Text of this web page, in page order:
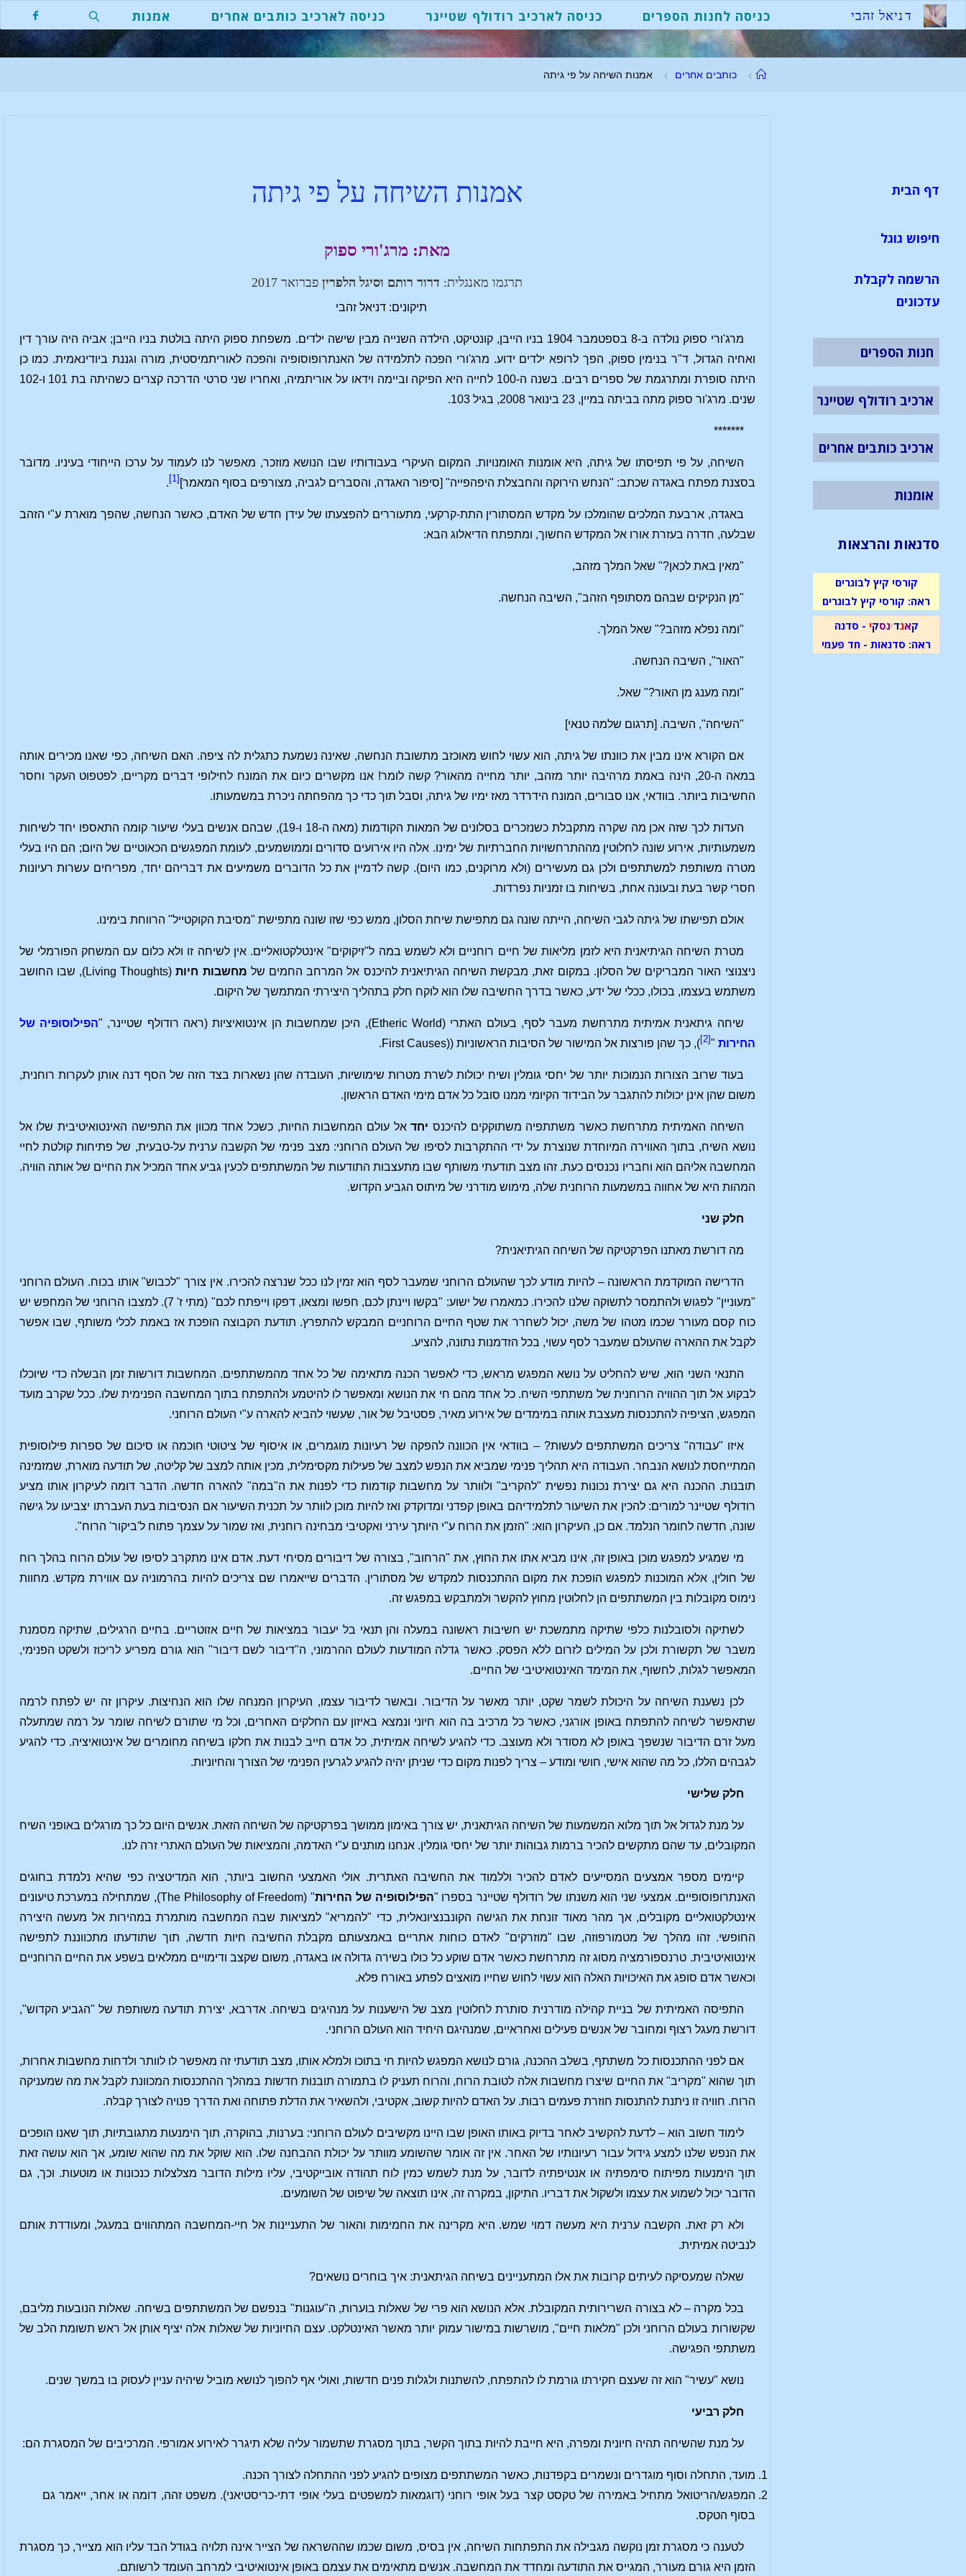
דניאל זהבי כניסה לחנות הספרים כניסה לארכיב רודולף שטיינר כניסה לארכיב כותבים אחרים אמנות
כותבים אחרים אמנות השיחה על פי גיתה
אמנות השיחה על פי גיתה
מאת: מרג'ורי ספוק
תרגמו מאנגלית: דרור רותם וסיגל הלפריןפברואר 2017
תיקונים: דניאל זהבי
מרג'ורי ספוק נולדה ב-8 בספטמבר 1904 בניו הייבן, קונטיקט, הילדה השנייה מבין שישה ילדים. משפחת ספוק היתה בולטת בניו הייבן; אביה היה עורך דין
ואחיה הגדול, ד"ר בנימין ספוק, הפך לרופא ילדים ידוע. מרג'ורי הפכה לתלמידה של האנתרופוסופיה והפכה לאוריתמיסטית, מורה וגננת ביודינאמית. כמו כן
היתה סופרת ומתרגמת של ספרים רבים. בשנה ה-100 לחייה היא הפיקה וביימה וידאו על אוריתמיה, ואחריו שני סרטי הדרכה קצרים כשהיתה בת 101 ו-102
שנים. מרג'ור ספוק מתה בביתה במיין, 23 בינואר 2008, בגיל 103.
*******
השיחה, על פי תפיסתו של גיתה, היא אומנות האומנויות. המקום העיקרי בעבודותיו שבו הנושא מוזכר, מאפשר לנו לעמוד על ערכו הייחודי בעיניו. מדובר
בסצנת מפתח באגדה שכתב: "הנחש הירוקה והחבצלת היפהפייה" [סיפור האגדה, והסברים לגביה, מצורפים בסוף המאמר] [1]
.
באגדה, ארבעת המלכים שהומלכו על מקדש המסתורין התת-קרקעי, מתעוררים להפצעתו של עידן חדש של האדם, כאשר הנחשה, שהפך מוארת ע"י הזהב
שבלעה, חדרה בעזרת אורו אל המקדש החשוך, ומתפתח הדיאלוג הבא:
"מאין באת לכאן?" שאל המלך מזהב,
"מן הנקיקים שבהם מסתופף הזהב", השיבה הנחשה.
"ומה נפלא מזהב?" שאל המלך.
"האור", השיבה הנחשה.
"ומה מענג מן האור?" שאל.
"השיחה", השיבה. [תרגום שלמה טנאי]
אם הקורא אינו מבין את כוונתו של גיתה, הוא עשוי לחוש מאוכזב מתשובת הנחשה, שאינה נשמעת כתגלית לה ציפה. האם השיחה, כפי שאנו מכירים אותה
במאה ה-20, הינה באמת מרהיבה יותר מזהב, יותר מחייה מהאור? קשה לומר! אנו מקשרים כיום את המונח לחילופי דברים מקריים, לפטפוט העקר וחסר
החשיבות ביותר. בוודאי, אנו סבורים, המונח הידרדר מאז ימיו של גיתה, וסבל תוך כדי כך מהפחתה ניכרת במשמעותו.
העדות לכך שזה אכן מה שקרה מתקבלת כשנזכרים בסלונים של המאות הקודמות (מאה ה-18 ו-19), שבהם אנשים בעלי שיעור קומה התאספו יחד לשיחות
משמעותיות, אירוע שונה לחלוטין מההתרחשויות החברתיות של ימינו. אלה היו אירועים סדורים וממושמעים, לעומת המפגשים הכאוטיים של היום; הם היו בעלי
מטרה משותפת למשתתפים ולכן גם מעשירים (ולא מרוקנים, כמו היום). קשה לדמיין את כל הדוברים משמיעים את דבריהם יחד, מפריחים עשרות רעיונות
חסרי קשר בעת ובעונה אחת, בשיחות בו זמניות נפרדות.
אולם תפישתו של גיתה לגבי השיחה, הייתה שונה גם מתפישת שיחת הסלון, ממש כפי שזו שונה מתפישת "מסיבת הקוקטייל" הרווחת בימינו.
מטרת השיחה הגיתיאנית היא לזמן מליאות של חיים רוחניים ולא לשמש במה ל"זיקוקים" אינטלקטואליים. אין לשיחה זו ולא כלום עם המשחק הפורמלי של
ניצנוצי האור המבריקים של הסלון. במקום זאת, מבקשת השיחה הגיתיאנית להיכנס אל המרחב החמים של מחשבות חיות
(Living Thoughts), שבו החושב
משתמש בעצמו, בכולו, ככלי של ידע, כאשר בדרך החשיבה שלו הוא לוקח חלק בתהליך היצירתי המתמשך של היקום.
שיחה גיתאנית אמיתית מתרחשת מעבר לסף, בעולם האתרי (Etheric World), היכן שמחשבות הן אינטואיציות (ראה רודולף שטיינר, "
הפילוסופיה של
החירות "
[2] ), כך שהן פורצות אל המישור של הסיבות הראשוניות ((First Causes.
בעוד שרוב הצורות הנמוכות יותר של יחסי גומלין ושיח יכולות לשרת מטרות שימושיות, העובדה שהן נשארות בצד הזה של הסף דנה אותן לעקרות רוחנית,
משום שהן אינן יכולות להתגבר על הבידוד הקיומי ממנו סובל כל אדם מימי האדם הראשון.
השיחה האמיתית מתרחשת כאשר משתתפיה משתוקקים להיכנס יחדאל עולם המחשבות החיות, כשכל אחד מכוון את התפישה האינטואיטיבית שלו אל
נושא השיח, בתוך האווירה המיוחדת שנוצרת על ידי ההתקרבות לסיפו של העולם הרוחני: מצב פנימי של הקשבה ערנית על-טבעית, של פתיחות קולטת לחיי
המחשבה אליהם הוא וחבריו נכנסים כעת. זהו מצב תודעתי משותף שבו מתעצבות התודעות של המשתתפים לכעין גביע אחד המכיל את החיים של אותה הוויה.
המהות היא של אחווה במשמעות הרוחנית שלה, מימוש מודרני של מיתוס הגביע הקדוש.
חלק שני
מה דורשת מאתנו הפרקטיקה של השיחה הגיתיאנית?
הדרישה המוקדמת הראשונה – להיות מודע לכך שהעולם הרוחני שמעבר לסף הוא זמין לנו ככל שנרצה להכירו. אין צורך "לכבוש" אותו בכוח. העולם הרוחני
"מעוניין" לפגוש ולהתמסר לתשוקה שלנו להכירו. כמאמרו של ישוע: "בקשו ויינתן לכם, חפשו ומצאו, דפקו וייפתח לכם" (מתי ז' 7). למצבו הרוחני של המחפש יש
כוח קסם מעורר שכמו מטהו של משה, יכול לשחרר את שטף החיים הרוחניים המבקש להתפרץ. תודעת הקבוצה הופכת אז באמת לכלי משותף, שבו אפשר
לקבל את ההארה שהעולם שמעבר לסף עשוי, בכל הזדמנות נתונה, להציע.
התנאי השני הוא, שיש להחליט על נושא המפגש מראש, כדי לאפשר הכנה מתאימה של כל אחד מהמשתתפים. המחשבות דורשות זמן הבשלה כדי שיוכלו
לבקוע אל תוך ההוויה הרוחנית של משתתפי השיח. כל אחד מהם חי את הנושא ומאפשר לו להיטמע ולהתפתח בתוך המחשבה הפנימית שלו. ככל שקרב מועד
המפגש, הציפיה להתכנסות מעצבת אותה במימדים של אירוע מאיר, פסטיבל של אור, שעשוי להביא להארה ע"י העולם הרוחני.
איזו "עבודה" צריכים המשתתפים לעשות? – בוודאי אין הכוונה להפקה של רעיונות מוגמרים, או איסוף של ציטוטי חוכמה או סיכום של ספרות פילוסופית
המתייחסת לנושא הנבחר. העבודה היא תהליך פנימי שמביא את הנפש למצב של פעילות מקסימלית, מכין אותה למצב של קליטה, של תודעה מוארת, שמזמינה
תובנות. ההכנה היא גם יצירת נכונות נפשית "להקריב" ולוותר על מחשבות קודמות כדי לפנות את ה"במה" להארה חדשה. הדבר דומה לעיקרון אותו מציע
רודולף שטיינר למורים: להכין את השיעור לתלמידיהם באופן קפדני ומדוקדק ואז להיות מוכן לוותר על תכנית השיעור אם הנסיבות בעת העברתו יצביעו על גישה
שונה, חדשה לחומר הנלמד. אם כן, העיקרון הוא: "הזמן את הרוח ע"י היותך עירני ואקטיבי מבחינה רוחנית, ואז שמור על עצמך פתוח ל'ביקור' הרוח".
מי שמגיע למפגש מוכן באופן זה, אינו מביא אתו את החוץ, את "הרחוב", בצורה של דיבורים מסיחי דעת. אדם אינו מתקרב לסיפו של עולם הרוח בהלך רוח
של חולין, אלא המוכנות למפגש הופכת את מקום ההתכנסות למקדש של מסתורין. הדברים שייאמרו שם צריכים להיות בהרמוניה עם אווירת מקדש. מחוות
נימוס מקובלות בין המשתתפים הן לחלוטין מחוץ להקשר ולמתבקש במפגש זה.
לשתיקה ולסובלנות כלפי שתיקה מתמשכת יש חשיבות ראשונה במעלה והן תנאי בל יעבור במציאות של חיים אזוטריים. בחיים הרגילים, שתיקה מסמנת
משבר של תקשורת ולכן על המילים לזרום ללא הפסק. כאשר גדלה המודעות לעולם ההרמוני, ה"דיבור לשם דיבור" הוא גורם מפריע לריכוז ולשקט הפנימי,
המאפשר לגלות, לחשוף, את המימד האינטואיטיבי של החיים.
לכן נשענת השיחה על היכולת לשמר שקט, יותר מאשר על הדיבור. ובאשר לדיבור עצמו, העיקרון המנחה שלו הוא הנחיצות. עיקרון זה יש לפתח לרמה
שתאפשר לשיחה להתפתח באופן אורגני, כאשר כל מרכיב בה הוא חיוני ונמצא באיזון עם החלקים האחרים, וכל מי שתורם לשיחה שומר על רמה שמתעלה
מעל זרם הדיבור שנשפך באופן לא מסודר ולא מעוצב. כדי להגיע לשיחה אמיתית, כל אדם חייב לבנות את חלקו בשיחה מחומרים של אינטואיציה. כדי להגיע
לגבהים הללו, כל מה שהוא אישי, חושי ומודע – צריך לפנות מקום כדי שניתן יהיה להגיע לגרעין הפנימי של הצורך והחיוניות.
חלק שלישי
על מנת לגדול אל תוך מלוא המשמעות של השיחה הגיתאנית, יש צורך באימון ממושך בפרקטיקה של השיחה הזאת. אנשים היום כל כך מורגלים באופני השיח
המקובלים, עד שהם מתקשים להכיר ברמות גבוהות יותר של יחסי גומלין. אנחנו מותנים ע"י האדמה, והמציאות של העולם האתרי זרה לנו.
קיימים מספר אמצעים המסייעים לאדם להכיר וללמוד את החשיבה האתרית. אולי האמצעי החשוב ביותר, הוא המדיטציה כפי שהיא נלמדת בחוגים
האנתרופוסופיים. אמצעי שני הוא משנתו של רודולף שטיינר בספרו "הפילוסופיה של החירות
" (The Philosophy of Freedom), שמתחילה במערכת טיעונים
אינטלקטואליים מקובלים, אך מהר מאוד זונחת את הגישה הקונבנציונאלית, כדי "להמריא" למציאות שבה המחשבה מותמרת במהירות אל מעשה היצירה
החופשי. זהו מהלך של מטמורפוזה, שבו "מוזרקים" לאדם כוחות אתריים באמצעותם מקבלת החשיבה חיות חדשה, תוך שתודעתו מתכווננת לתפישה
אינטואיטיבית. טרנספורמציה מסוג זה מתרחשת כאשר אדם שוקע כל כולו בשירה גדולה או באגדה, משום שקצב ודימויים ממלאים בשפע את החיים הרוחניים
וכאשר אדם סופג את האיכויות האלה הוא עשוי לחוש שחייו מואצים לפתע באורח פלא.
התפיסה האמיתית של בניית קהילה מודרנית סותרת לחלוטין מצב של הישענות על מנהיגים בשיחה. אדרבא, יצירת תודעה משותפת של "הגביע הקדוש",
דורשת מעגל רצוף ומחובר של אנשים פעילים ואחראיים, שמנהיגם היחיד הוא העולם הרוחני.
אם לפני ההתכנסות כל משתתף, בשלב ההכנה, גורם לנושא המפגש להיות חי בתוכו ולמלא אותו, מצב תודעתי זה מאפשר לו לוותר ולדחות מחשבות אחרות,
תוך שהוא "מקריב" את החיים שיצרו מחשבות אלה לטובת הרוח, והרוח תעניק לו בתמורה תובנות חדשות במהלך ההתכנסות המכוונת לקבל את מה שמעניקה
הרוח. חוויה זו ניתנת להתנסות חוזרת פעמים רבות. על האדם להיות קשוב, אקטיבי, ולהשאיר את הדלת פתוחה ואת הדרך פנויה לצורך קבלה.
לימוד חשוב הוא – לדעת להקשיב לאחר בדיוק באותו האופן שבו היינו מקשיבים לעולם הרוחני: בערנות, בהוקרה, תוך הימנעות מתגובתיות, תוך שאנו הופכים
את הנפש שלנו למצע גידול עבור רעיונותיו של האחר. אין זה אומר שהשומע מוותר על יכולת ההבחנה שלו. הוא שוקל את מה שהוא שומע, אך הוא עושה זאת
תוך הימנעות מפיתוח סימפתיה או אנטיפתיה לדובר, על מנת לשמש כמין לוח תהודה אובייקטיבי, עליו מילות הדובר מצלצלות כנכונות או מוטעות. וכך, גם
הדובר יכול לשמוע את עצמו ולשקול את דבריו. התיקון, במקרה זה, אינו תוצאה של שיפוט של השומעים.
ולא רק זאת. הקשבה ערנית היא מעשה דמוי שמש. היא מקרינה את החמימות והאור של התעניינות אל חיי-המחשבה המתהווים במעגל, ומעודדת אותם
לנביטה אמיתית.
שאלה שמעסיקה לעיתים קרובות את אלו המתעניינים בשיחה הגיתאנית: איך בוחרים נושאים?
בכל מקרה – לא בצורה השרירותית המקובלת. אלא הנושא הוא פרי של שאלות בוערות, ה"עוגנות" בנפשם של המשתתפים בשיחה. שאלות הנובעות מליבם,
שקשורות בעולם הרוחני ולכן "מלאות חיים", מושרשות במישור עמוק יותר מאשר האינטלקט. עצם החיוניות של שאלות אלה יציף אותן אל ראש תשומת הלב של
משתתפי הפגישה.
נושא "עשיר" הוא זה שעצם חקירתו גורמת לו להתפתח, להשתנות ולגלות פנים חדשות, ואולי אף להפוך לנושא מוביל שיהיה עניין לעסוק בו במשך שנים.
חלק רביעי
על מנת שהשיחה תהיה חיונית ומפרה, היא חייבת להיות בתוך הקשר, בתוך מסגרת שתשמור עליה שלא תיגרר לאירוע אמורפי. המרכיבים של המסגרת הם:
מועד, התחלה וסוף מוגדרים ונשמרים בקפדנות, כאשר המשתתפים מצופים להגיע לפני ההתחלה לצורך הכנה.
המפגש/הריטואל מתחיל באמירה של טקסט קצר בעל אופי רוחני (דוגמאות למשפטים בעלי אופי דתי-כריסטיאני). משפט זהה, דומה או אחר, ייאמר גם
בסוף הטקס.
לטענה כי מסגרת זמן נוקשה מגבילה את התפתחות השיחה, אין בסיס, משום שכמו שההשראה של הצייר אינה תלויה בגודל הבד עליו הוא מצייר, כך מסגרת
הזמן היא גורם מעורר, המגייס את התודעה ומחדד את המחשבה. אנשים מתאימים את עצמם באופן אינטואיטיבי למרחב העומד לרשותם.
דף הבית
חיפוש גוגל
הרשמה לקבלת
עדכונים
חנות הספרים
ארכיב רודולף שטיינר
ארכיב כותבים אחרים
אומנות
סדנאות והרצאות
קורסי קיץ לבוגרים
ראה: קורסי קיץ לבוגרים
קאנדינסקי - סדנה
ראה: סדנאות - חד פעמי